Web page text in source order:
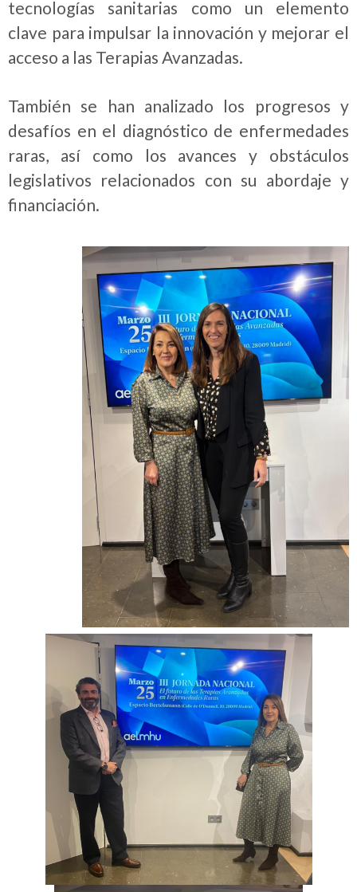
tecnologías sanitarias como un elemento
clave para impulsar la innovación y mejorar el
acceso a las Terapias Avanzadas.
También se han analizado los progresos y
desafíos en el diagnóstico de enfermedades
raras, así como los avances y obstáculos
legislativos relacionados con su abordaje y
financiación.